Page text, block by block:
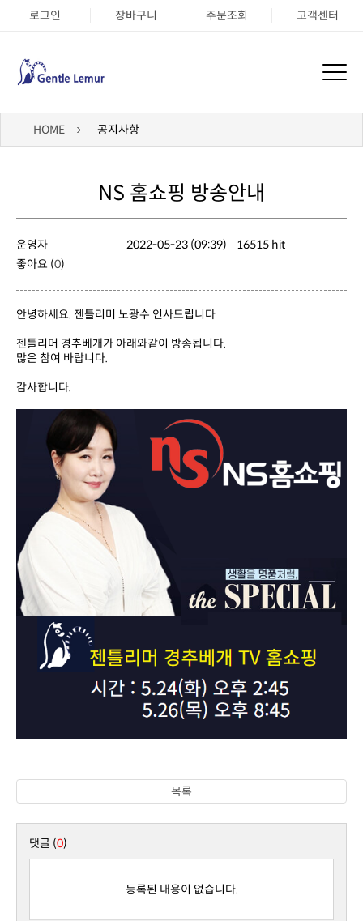
로그인 장바구니 주문조회 고객센터
HOME 공지사항
NS 홈쇼핑 방송안내
운영자 2022-05-23 (09:39)
16515 hit
좋아요 (0)
안녕하세요. 젠틀리머 노광수 인사드립니다
젠틀리머 경추베개가 아래와같이 방송됩니다.
많은 참여 바랍니다.
감사합니다.
목록
댓글 (0)
등록된 내용이 없습니다.